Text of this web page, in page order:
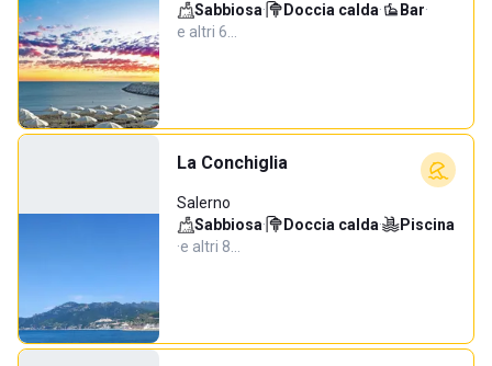
Sabbiosa· Doccia calda· Bar·
e altri 6…
La Conchiglia
Salerno
Sabbiosa· Doccia calda·
Piscina
·e altri 8…